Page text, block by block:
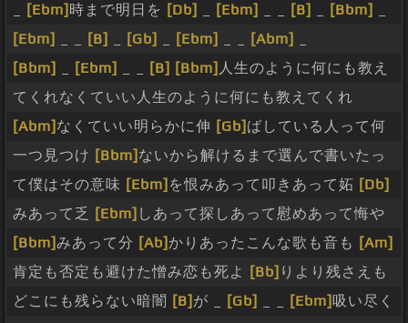
[Ebm] 時まで明日を [Db] [Ebm] [B] [Bbm]
[Ebm]
[B] [Gb] [Ebm] [Abm]
[Bbm]
[Ebm] [B] [Bbm] 人生のように何にも教え
てくれなくていい人生のように何にも教えてくれ
[Abm] なくていい明らかに伸 [Gb] ばしている人って何
一つ見つけ [Bbm] ないから解けるまで選んで書いたっ
て僕はその意味 [Ebm] を恨みあって叩きあって妬 [Db]
みあって乏
[Ebm] しあって探しあって慰めあって悔や
[Bbm]みあって分 [Ab]かりあったこんな歌も音も [Am]
肯定も否定も避けた憎み恋も死よ
[Bb] りより残さえも
どこにも残らない暗闇 [B] が _ [Gb] [Ebm]吸い尽く